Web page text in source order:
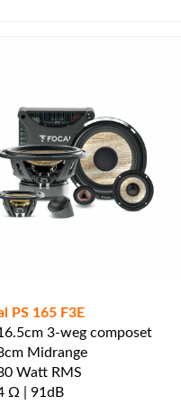
PS 165 F3E
3-weg composet
Midrange
Watt RMS
Ω | 91dB